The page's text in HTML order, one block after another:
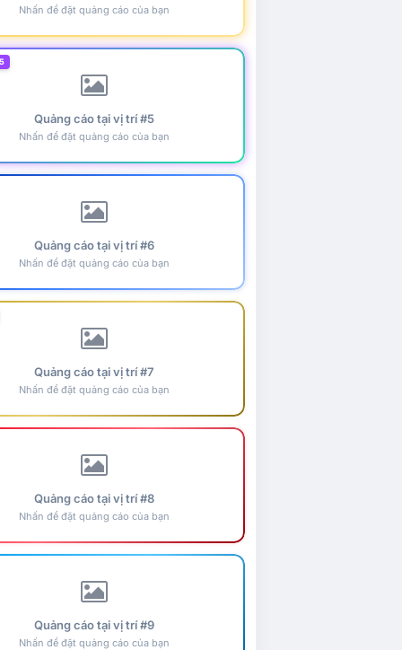
Nhấn để đặt quảng cáo của bạn
Quảng cáo tại vị trí #5
Nhấn để đặt quảng cáo của bạn
Quảng cáo tại vị trí #6
Nhấn để đặt quảng cáo của bạn
Quảng cáo tại vị trí #7
Nhấn để đặt quảng cáo của bạn
Quảng cáo tại vị trí #8
Nhấn để đặt quảng cáo của bạn
Quảng cáo tại vị trí #9
Nhấn để đặt quảng cáo của bạn